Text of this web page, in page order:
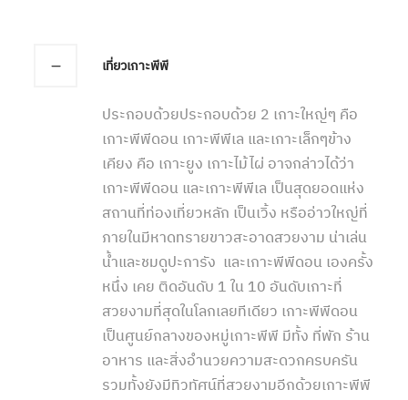
เที่ยวเกาะพีพี
ประกอบด้วยประกอบด้วย 2 เกาะใหญ่ๆ คือ
เกาะพีพีดอน เกาะพีพีเล และเกาะเล็กๆข้าง
เคียง คือ เกาะยูง เกาะไม้ไผ่ อาจกล่าวได้ว่า
เกาะพีพีดอน และเกาะพีพีเล เป็นสุดยอดแห่ง
สถานที่ท่องเที่ยวหลัก เป็นเวิ้ง หรืออ่าวใหญ่ที่
ภายในมีหาดทรายขาวสะอาดสวยงาม น่าเล่น
น้ำและชมดูปะการัง และเกาะพีพีดอน เองครั้ง
หนึ่ง เคย ติดอันดับ 1 ใน 10 อันดับเกาะที่
สวยงามที่สุดในโลกเลยทีเดียว เกาะพีพีดอน
เป็นศูนย์กลางของหมู่เกาะพีพี มีทั้ง ที่พัก ร้าน
อาหาร และสิ่งอำนวยความสะดวกครบครัน
รวมทั้งยังมีทิวทัศน์ที่สวยงามอีกด้วยเกาะพีพี